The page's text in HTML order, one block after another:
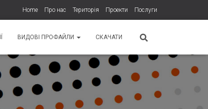
Home Про нас Територія Проекти Послуги
ВИДОВІ ПРОФАЙЛИ СКАЧАТИ